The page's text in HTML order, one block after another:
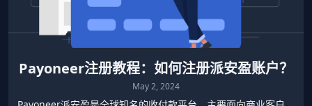
Payoneer注册教程：如何注册派安盈账户？
May 2, 2024